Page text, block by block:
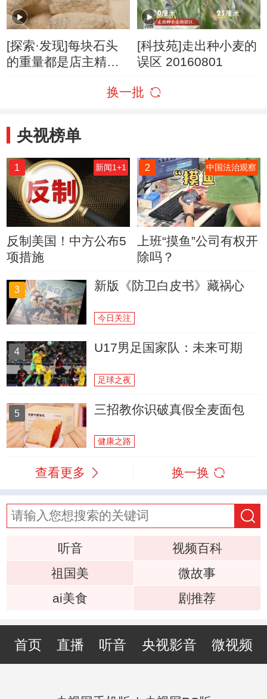
[探索·发现]每块石头
的重量都是店主精心
[科技苑]走出种小麦的
误区 20160801
换一批
央视榜单
1 新闻1+1
反制美国！中方公布5
项措施
2 中国法治观察
上班“摸鱼”公司有权开
除吗？
3 新版《防卫白皮书》藏祸心
今日关注
4 U17男足国家队：未来可期
足球之夜
5 三招教你识破真假全麦面包
健康之路
查看更多 换一换
听音
视频百科
祖国美
微故事
ai美食
剧推荐
首页 直播 听音 央视影音 微视频